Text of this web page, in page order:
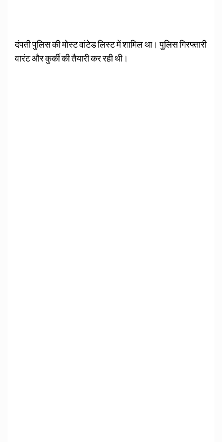
दंपती पुलिस की मोस्ट वांटेड लिस्ट में शामिल था। पुलिस गिरफ्तारी
वारंट और कुर्की की तैयारी कर रही थी।